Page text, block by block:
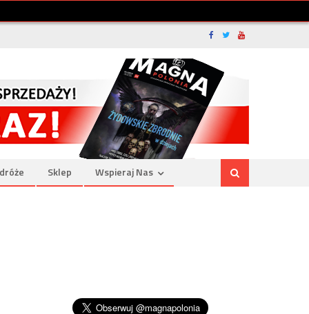
Sklep Wspieraj Nas